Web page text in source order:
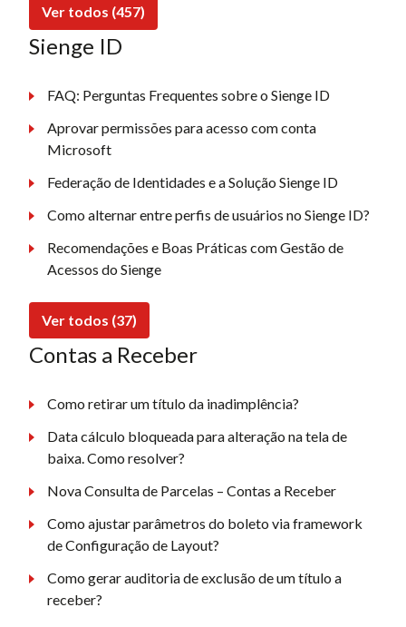
Ver todos (457)
Sienge ID
FAQ: Perguntas Frequentes sobre o Sienge ID
Aprovar permissões para acesso com conta
Microsoft
Federação de Identidades e a Solução Sienge ID
Como alternar entre perfis de usuários no Sienge ID?
Recomendações e Boas Práticas com Gestão de
Acessos do Sienge
Ver todos (37)
Contas a Receber
Como retirar um título da inadimplência?
Data cálculo bloqueada para alteração na tela de
baixa. Como resolver?
Nova Consulta de Parcelas – Contas a Receber
Como ajustar parâmetros do boleto via framework
de Configuração de Layout?
Como gerar auditoria de exclusão de um título a
receber?